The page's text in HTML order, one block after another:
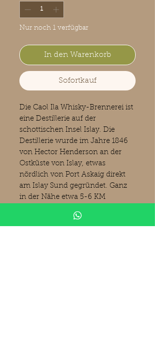
Nur noch 1 verfügbar
In den Warenkorb
Sofortkauf
Die Caol Ila Whisky-Brennerei ist
eine Destillerie auf der
schottischen Insel Islay. Die
Destillerie wurde im Jahre 1846
von Hector Henderson an der
Ostküste von Islay, etwas
nördlich von Port Askaig direkt
am Islay Sund gegründet. Ganz
in der Nähe etwa 5-6 KM
Bunnahabhain Destillerie. Immer